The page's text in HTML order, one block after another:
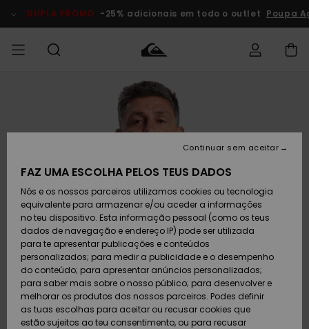
do
DUPLA PROMO -25% adicionais em todo o outlet Poupa
Roupas
Calçado e
chinelos
Surfe/água
Snow
MENINO
Roupas
Calçado e
chinelos
Surfe/água
Neve
MULHER
Shop
chegados
Highlights
Snow
SURF
Surf Shop
Homem
Crianças
Highlights
Community
SNOW
Artigos
Neve
Homem
Artigos
Criança
Snow Shop
Feminino
Highlights
DUPLA
PROMO
Outlet
Homem
Criança
Outlet
Mulher
Acede à tua
encomenda
Devoluções
Pagamento
Cartão
presente
Quiksilver
Freedom
FAZ UMA ESCOLHA PELOS TEUS DADOS
Nós e os nossos parceiros utilizamos cookies ou tecnologia
equivalente para armazenar e/ou aceder a informações
no teu dispositivo. Esta informação pessoal (como os teus
dados de navegação e endereço IP) pode ser utilizada
para te apresentar publicações e conteúdos
personalizados; para medir a publicidade e o desempenho
do conteúdo; para apresentar anúncios personalizados;
para saber mais sobre o nosso público; para desenvolver e
melhorar os produtos dos nossos parceiros. Podes definir
as tuas escolhas para aceitar ou recusar cookies que
estão sujeitos ao teu consentimento, ou para recusar
Continuar sem aceitar